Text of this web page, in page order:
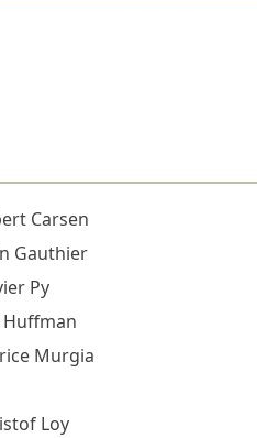
Carsen
Gauthier
Py
Huffman
Murgia
Loy